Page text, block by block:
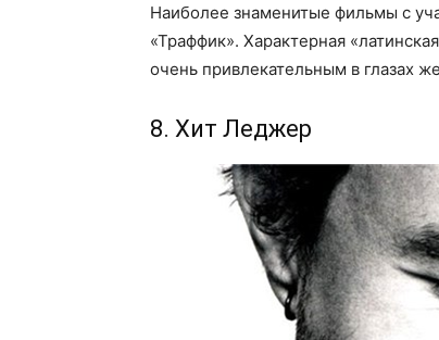
Наиболее знаменитые фильмы с
«Траффик». Характерная
очень привлекательным в глазах
8. Хит Леджер